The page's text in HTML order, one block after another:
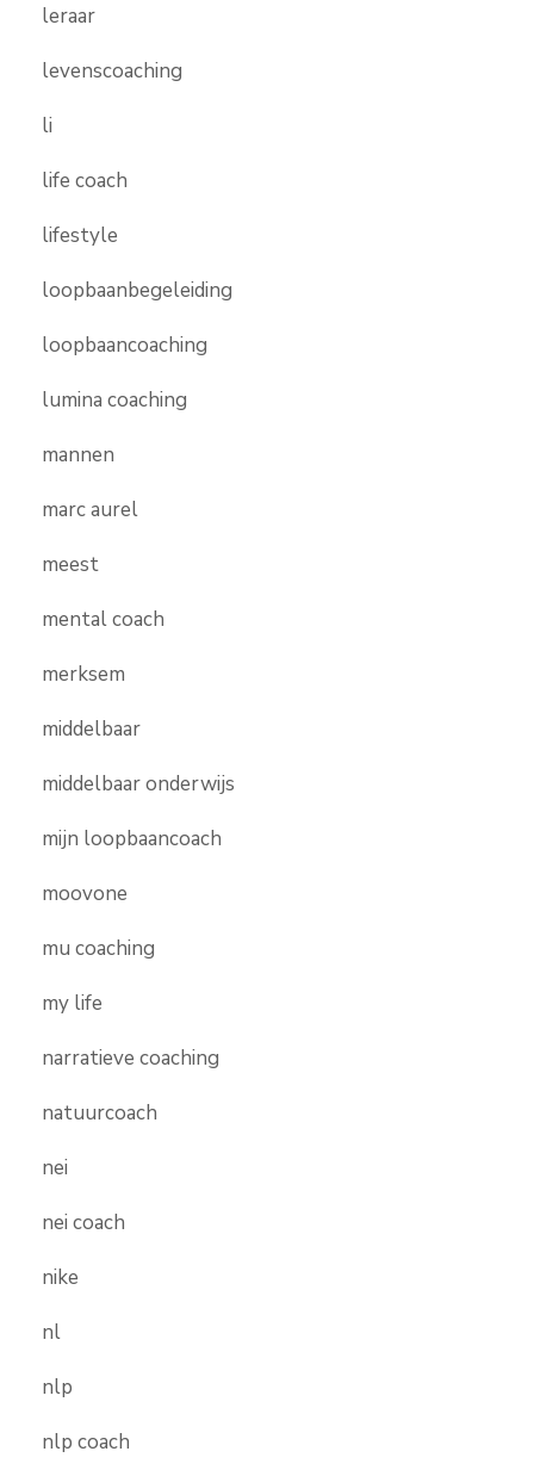
leraar
levenscoaching
li
life coach
lifestyle
loopbaanbegeleiding
loopbaancoaching
lumina coaching
mannen
marc aurel
meest
mental coach
merksem
middelbaar
middelbaar onderwijs
mijn loopbaancoach
moovone
mu coaching
my life
narratieve coaching
natuurcoach
nei
nei coach
nike
nl
nlp
nlp coach